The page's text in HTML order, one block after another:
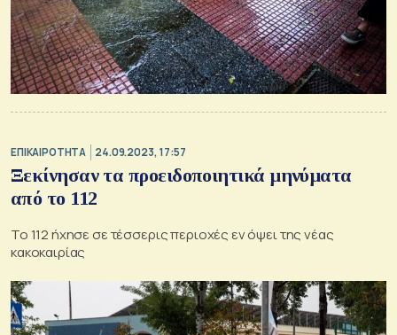
ΕΠΙΚΑΙΡΟΤΗΤΑ 24.09.2023, 17:57
Ξεκίνησαν τα προειδοποιητικά μηνύματα
από το 112
Το 112 ήχησε σε τέσσερις περιοχές εν όψει της νέας
κακοκαιρίας